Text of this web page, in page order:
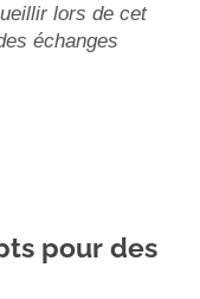
lors de cet
échanges
pour des